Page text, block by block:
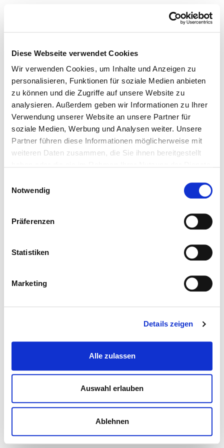
Diese Webseite verwendet Cookies
Wir verwenden Cookies, um Inhalte und Anzeigen zu
personalisieren, Funktionen für soziale Medien anbieten
zu können und die Zugriffe auf unsere Website zu
analysieren. Außerdem geben wir Informationen zu Ihrer
Verwendung unserer Website an unsere Partner für
soziale Medien, Werbung und Analysen weiter. Unsere
Partner führen diese Informationen möglicherweise mit
weiteren Daten zusammen, die Sie ihnen bereitgestellt
Notwendig
Präferenzen
Statistiken
Marketing
Details zeigen
Alle zulassen
Auswahl erlauben
Ablehnen